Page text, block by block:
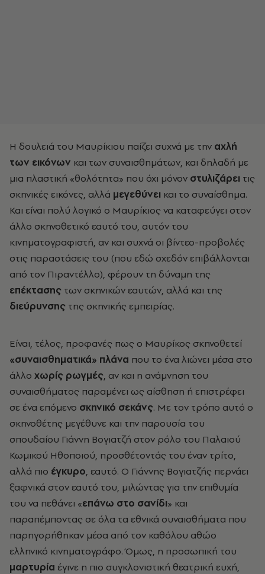
Η δουλειά του Μαυρίκιου παίζει συχνά με την αχλή
των εικόνων και των συναισθημάτων, και δηλαδή με
μια πλαστική «θολότητα» που όχι μόνον στυλιζάρει τις
σκηνικές εικόνες, αλλά μεγεθύνει και το συναίσθημα.
Και είναι πολύ λογικό ο Μαυρίκιος να καταφεύγει στον
άλλο σκηνοθετικό εαυτό του, αυτόν του
κινηματογραφιστή, αν και συχνά οι βίντεο-προβολές
στις παραστάσεις του (που εδώ σχεδόν επιβάλλονται
από τον Πιραντέλλο), φέρουν τη δύναμη της
επέκτασης των σκηνικών εαυτών, αλλά και της
διεύρυνσης της σκηνικής εμπειρίας.
Είναι, τέλος, προφανές πως ο Μαυρίκος σκηνοθετεί
«συναισθηματικά» πλάνα που το ένα λιώνει μέσα στο
άλλο χωρίς ρωγμές, αν και η ανάμνηση του
συναισθήματος παραμένει ως αίσθηση ή επιστρέφει
σε ένα επόμενο σκηνικό σεκάνς. Με τον τρόπο αυτό ο
σκηνοθέτης μεγέθυνε και την παρουσία του
σπουδαίου Γιάννη Βογιατζή στον ρόλο του Παλαιού
Κωμικού Ηθοποιού, προσθέτοντάς του έναν τρίτο,
αλλά πιο έγκυρο, εαυτό. Ο Γιάννης Βογιατζής περνάει
ξαφνικά στον εαυτό του, μιλώντας για την επιθυμία
του να πεθάνει «επάνω στο σανίδι» και
παραπέμποντας σε όλα τα εθνικά συναισθήματα που
παρηγορήθηκαν μέσα από τον καθόλου αθώο
ελληνικό κινηματογράφο. Όμως, η προσωπική του
μαρτυρία έγινε η πιο συγκλονιστική θεατρική ευχή,